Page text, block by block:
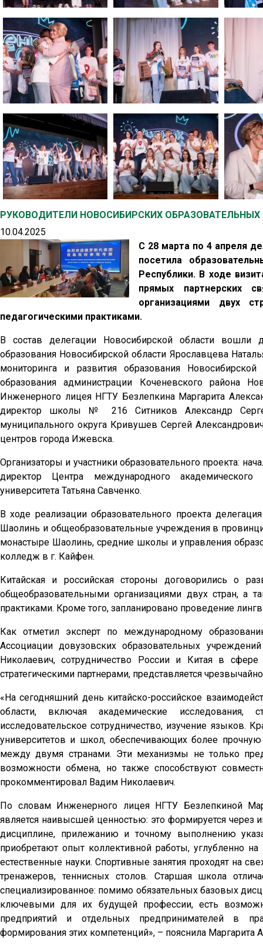
РУКОВОДИТЕЛИ НОВОСИБИРСКИХ
10.04.2025
С 28 марта по 4 апреля
посетила
Республики. В ходе
прямых партнерских
организациями двух
педагогическими практиками.
В состав делегации Новосибирской области вошли
образования Новосибирской области Ярославцева
мониторинга и развития образования
образования администрации Коченевского района
Инженерного лицея НГТУ Безлепкина Маргарита
директор школы № 216 Ситников Александр
муниципального округа Кривушев Сергей
центров города Ижевска.
Организаторы и участники образовательного проекта:
директор Центра международного академического
университета Татьяна Савченко.
В ходе реализации образовательного проекта
Шаолинь и общеобразовательные учреждения в
монастыре Шаолинь, средние школы и управления
колледж в г. Кайфен.
Китайская и российская стороны договорились о
общеобразовательными организациями двух стран, а
практиками. Кроме того, запланировано проведение
Как отметил эксперт по международному
Ассоциации довузовских образовательных
Николаевич, сотрудничество России и Китая в
стратегическими партнерами, представляется
«На сегодняшний день китайско-российское
области, включая академические
исследовательское сотрудничество, изучение языков.
университетов и школ, обеспечивающих более
между двумя странами. Эти механизмы не только
возможности обмена, но также способствуют
прокомментировал Вадим Николаевич.
По словам Инженерного лицея НГТУ Безлепкиной
является наивысшей ценностью: это формируется
дисциплине, прилежанию и точному выполнению
приобретают опыт коллективной работы, углубленно
естественные науки. Спортивные занятия проходят на
тренажеров, теннисных столов. Старшая школа
специализированное: помимо обязательных базовых
ключевыми для их будущей профессии, есть
предприятий и отдельных предпринимателей в
формирования этих компетенций», – пояснила Маргарита